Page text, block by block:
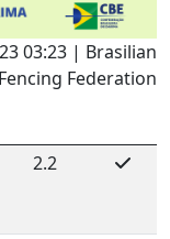
03:23 | Brasilian
Fencing Federation
2.2